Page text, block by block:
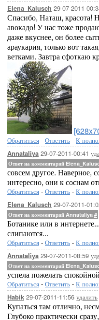
Elena_Kalusch 29-07-2011-
Спасибо, Наташ, красота!
авокадо! У нас тоже
даже вкуснее, он более
араукария, только вот
ветками. Завтра сфоткаю
Обратиться - Ответить - К
Annataliya 29-07-2011-00:41
Ответ на комментарий
совсем другое. Наверное,
интересно, они к соснам
Обратиться - Ответить - К
Elena_Kalusch 29-07-2011-
Ответ на комментарий Annataliya #
Ботанике или в
слипаются...
Обратиться - Ответить - К
Annataliya 29-07-2011-08:59
Ответ на комментарий
успела пожелать
Обратиться - Ответить - К
Habik 29-07-2011-11:56 удалить
Купаться там отлично,
Глубоко практически